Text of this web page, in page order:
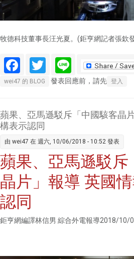
牧德科技董事長汪光夏。(鉅亨網記者張欽
Facebook
Twitter
Line
wei47 的 BLOG 發表回應前，請先 登入
蘋果、亞馬遜駁斥「中國駭客晶
構表示認同
由 wei47 在 週六, 10/06/2018 - 10:52 發表
蘋果、亞馬遜駁斥
晶片」報導 英國
認同
鉅亨網編譯林信男 綜合外電報導2018/10/